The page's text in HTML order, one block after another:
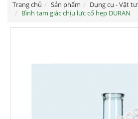
Trang chủ Sản phẩm Dụng cụ - Vật tư
Bình tam giác chịu lực cổ hẹp DURAN